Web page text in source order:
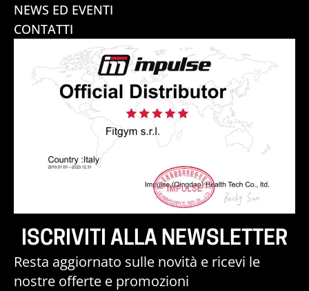
NEWS ED EVENTI
CONTATTI
ISCRIVITI ALLA NEWSLETTER
Resta aggiornato sulle novità e ricevi le
nostre offerte e promozioni